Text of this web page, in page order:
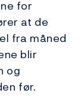
for
at de
fra måned
blir
og
før.